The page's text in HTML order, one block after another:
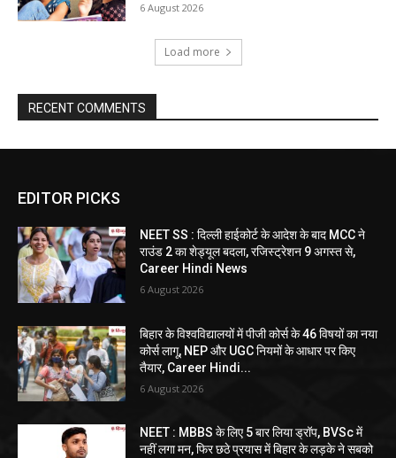
6 August 2026
Load more
RECENT COMMENTS
EDITOR PICKS
NEET SS : दिल्ली हाईकोर्ट के आदेश के बाद MCC ने
राउंड 2 का शेड्यूल बदला, रजिस्ट्रेशन 9 अगस्त से,
Career Hindi News
6 August 2026
बिहार के विश्वविद्यालयों में पीजी कोर्स के 46 विषयों का नया
कोर्स लागू, NEP और UGC नियमों के आधार पर किए
तैयार, Career Hindi...
6 August 2026
NEET : MBBS के लिए 5 बार लिया ड्रॉप, BVSc में
नहीं लगा मन, फिर छठे प्रयास में बिहार के लड़के ने सबको